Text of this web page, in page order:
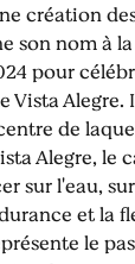
création
son nom à
pour
Vista
de
Alegre, le
sur l'eau,
et la
le